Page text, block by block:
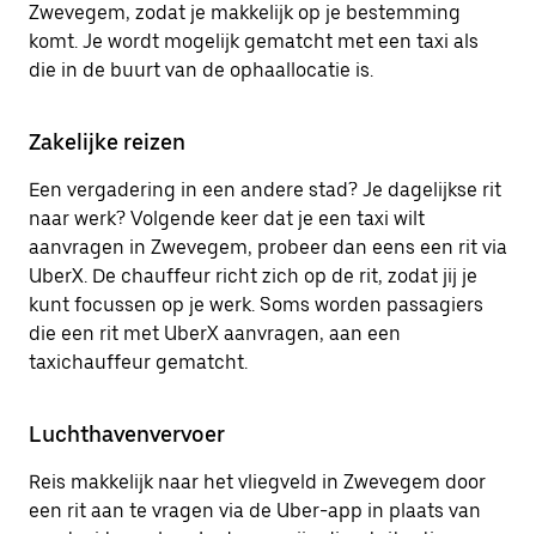
Zwevegem, zodat je makkelijk op je bestemming
komt. Je wordt mogelijk gematcht met een taxi als
die in de buurt van de ophaallocatie is.
Zakelijke reizen
Een vergadering in een andere stad? Je dagelijkse rit
naar werk? Volgende keer dat je een taxi wilt
aanvragen in Zwevegem, probeer dan eens een rit via
UberX. De chauffeur richt zich op de rit, zodat jij je
kunt focussen op je werk. Soms worden passagiers
die een rit met UberX aanvragen, aan een
taxichauffeur gematcht.
Luchthavenvervoer
Reis makkelijk naar het vliegveld in Zwevegem door
een rit aan te vragen via de Uber-app in plaats van